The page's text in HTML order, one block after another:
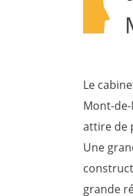
Le
Mont-
attire de
Une
grande